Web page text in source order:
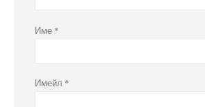
Име *
Имейл *